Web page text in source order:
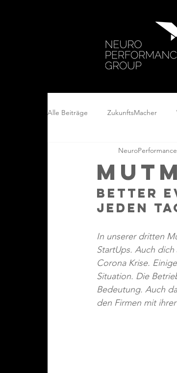
Alle Beiträge ZukunftsMacher
Better
jeden
In unserer dritten
StartUps. Auch
Corona Krise.
Situation. Die
Bedeutung. Auch
den Firmen mit